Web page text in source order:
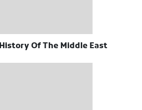
Of The Middle East